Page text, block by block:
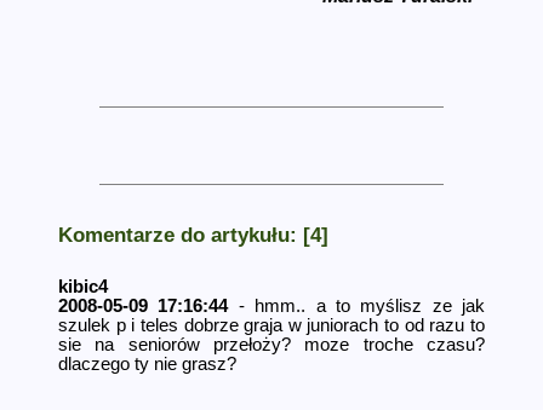
Komentarze do artykułu: [4]
kibic4
2008-05-09 17:16:44- hmm.. a to myślisz ze jak
szulek p i teles dobrze graja w juniorach to od razu to
sie na seniorów przełoży? moze troche czasu?
dlaczego ty nie grasz?